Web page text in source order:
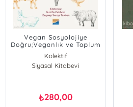
Vegan Sosyolojiye
Doğru;Veganlık ve Toplum
İlişkisi Üzerine Yazılar
Kolektif
Siyasal Kitabevi
₺280,00